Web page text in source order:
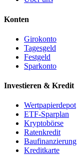
Konten
Girokonto
Tagesgeld
Festgeld
Sparkonto
Investieren & Kredit
Wertpapierdepot
ETF-Sparplan
Kryptobörse
Ratenkredit
Baufinanzierung
Kreditkarte